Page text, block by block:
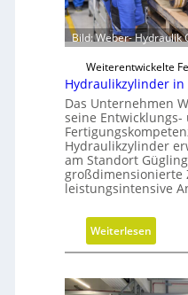
r
e
i
h
e
i
t
s
g
r
d
e
n
r
M
O
-
C
h
e
c
k
Bild: Weber- Hydraulik
Weiterentwickelte
Hydraulikzylinder
Das Unternehmen
seine Entwicklungs-
Hydraulikzylinder
am Standort
großdimensionierte
leistungsintensive
Weiterlesen:
H
d